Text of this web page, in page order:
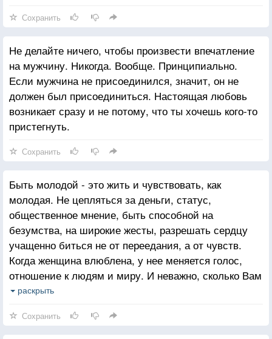
Сохранить
Не делайте ничего, чтобы произвести впечатление
на мужчину. Никогда. Вообще. Принципиально.
Если мужчина не присоединился, значит, он не
должен был присоединиться. Настоящая любовь
возникает сразу и не потому, что ты хочешь кого-то
пристегнуть.
Сохранить
Быть молодой - это жить и чувствовать, как
молодая. Не цепляться за деньги, статус,
общественное мнение, быть способной на
безумства, на широкие жесты, разрешать сердцу
учащенно биться не от переедания, а от чувств.
Когда женщина влюблена, у нее меняется голос,
отношение к людям и миру. И неважно, сколько Вам
лет, влюбляться можно и в 30, и в 40, и в 50 и в
раскрыть
Сохранить